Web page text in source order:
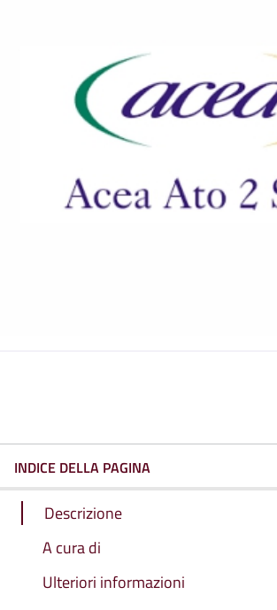
INDICE DELLA PAGINA
Descrizione
A cura di
Ulteriori informazioni